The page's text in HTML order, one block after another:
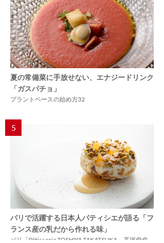
夏の常備菜に手放せない、エナジードリンク
「ガスパチョ」
プラントベースの始め方32
5
パリで活躍する日本人パティシエが語る「フ
ランス産の乳だから作れる味」
パリ「Pâtisserie TOSHIYA TAKATSUKA」高塚俊也